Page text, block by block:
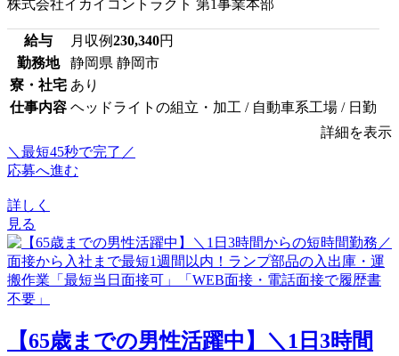
株式会社イカイコントラクト 第1事業本部
給与 月収例230,340円
勤務地
静岡県 静岡市
寮・社宅 あり
仕事内容 ヘッドライトの組立・加工 / 自動車系工場 / 日勤
詳細を表示
＼最短45秒で完了／
応募へ進む
詳しく
見る
【65歳までの男性活躍中】＼1日3時間